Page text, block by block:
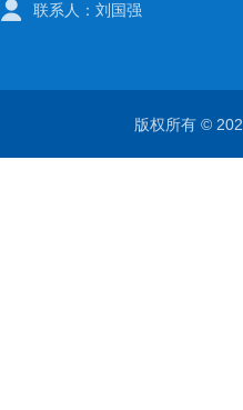
联系人：刘国强
版权所有 ©